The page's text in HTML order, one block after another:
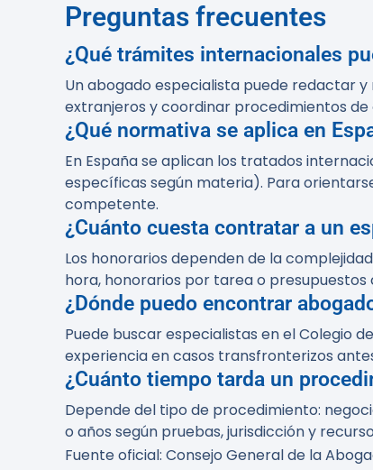
Preguntas frecuentes
¿Qué trámites internacionales
Un abogado especialista puede redactar
extranjeros y coordinar procedimientos
¿Qué normativa se aplica en
En España se aplican los tratados
específicas según materia). Para
competente.
¿Cuánto cuesta contratar a un
Los honorarios dependen de la
hora, honorarios por tarea o
¿Dónde puedo encontrar
Puede buscar especialistas en el Colegio
experiencia en casos transfronterizos
¿Cuánto tiempo tarda un
Depende del tipo de procedimiento:
o años según pruebas, jurisdicción y
Fuente oficial: Consejo General de la